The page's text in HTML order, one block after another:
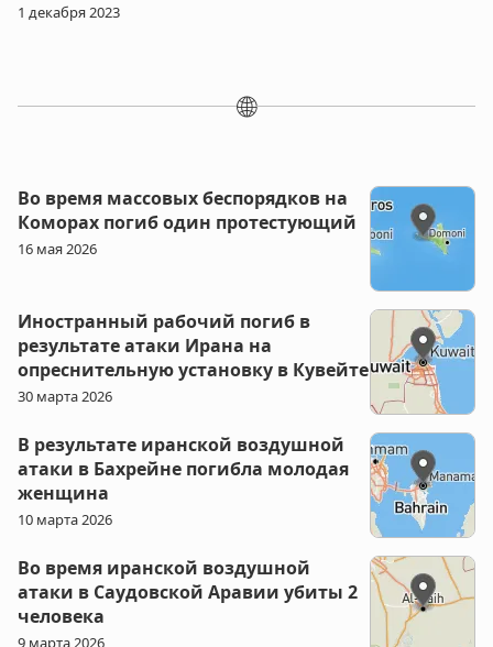
1 декабря 2023
🌐
Во время массовых беспорядков на
Коморах погиб один протестующий
16 мая 2026
Иностранный рабочий погиб в
результате атаки Ирана на
опреснительную установку в Кувейте
30 марта 2026
В результате иранской воздушной
атаки в Бахрейне погибла молодая
женщина
10 марта 2026
Во время иранской воздушной
атаки в Саудовской Аравии убиты 2
человека
9 марта 2026